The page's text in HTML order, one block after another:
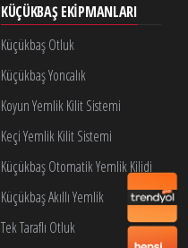
KÜÇÜKBAŞ EKIPMANLARI
Küçükbaş Otluk
Küçükbaş Yoncalık
Koyun Yemlik Kilit Sistemi
Keçi Yemlik Kilit Sistemi
Küçükbaş Otomatik Yemlik Kilidi
Küçükbaş Akıllı Yemlik
Tek Taraflı Otluk